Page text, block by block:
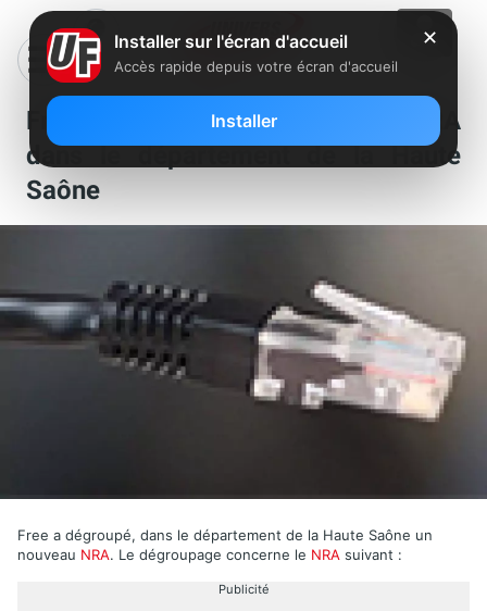
Free a dégroupé un nouveau NRA
dans le département de la Haute
Saône
Free a dégroupé, dans le département de la Haute Saône un
nouveau NRA. Le dégroupage concerne le NRA suivant :
Publicité
✕
Installer sur l'écran d'accueil
Accès rapide depuis votre écran d'accueil
Installer